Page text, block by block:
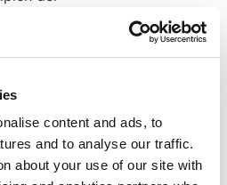
content and ads, to
and to analyse our traffic.
about your use of our site with
Spezialisierung oder auch
Zielgruppen ein
desto mehr Aufwand geht
mehr Ressourcen werden